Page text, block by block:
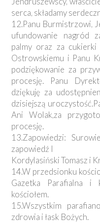
serca, składamy
12.Panu Burmistrzowi,
ufundowanie nagród
palmy oraz za
Ostrowskiemu i Panu
podziękowanie za
procesję. Panu
dziękuję za
dzisiejszą
Ani Wolak,za
procesję.
13.Zapowiedzi:
zapowiedź I
Kordylasiński Tomasz i
14.W przedsionku
Gazetka Parafialna i
kościołem.
15.Wszystkim
zdrowia i łask Bożych.